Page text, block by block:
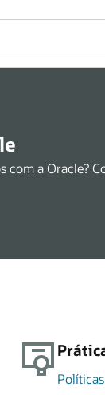
a Oracle?